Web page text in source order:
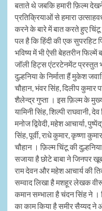
बताते थे जबकि हमारी फ़िल्म
प्रतिक्रियाओं से हमारा
करने के बारे में बात करते हुए चिंटू
पल है कि हिंदी की एक सुपरहिट
भविष्य में भी ऐसी बेहतरीन फिल्में
जॉली हिट्स एंटरटेनमेंट प्रस्तुत
दुल्हनिया के निर्माता हैं मुकेश
चौहान, भंवर सिंह, दिलीप
शैलेन्द्र गुप्ता । इस फ़िल्म के
यामिनी सिंह, शिल्पी राघवानी,
मनोज द्विवेदी, महेश आचार्या,
सिंह, पूर्वी, राधे कुमार, कृष्णा
चौहान । फ़िल्म चिंटू की
सजाया है छोटे बाबा ने जिनपर
राम देवन और महेश आचार्य की
सम्वाद लिखा है मशहूर लेखक
कमान सम्भाला है चंदन सिंह ने ।
का काम किया है समीर सैय्यद ने